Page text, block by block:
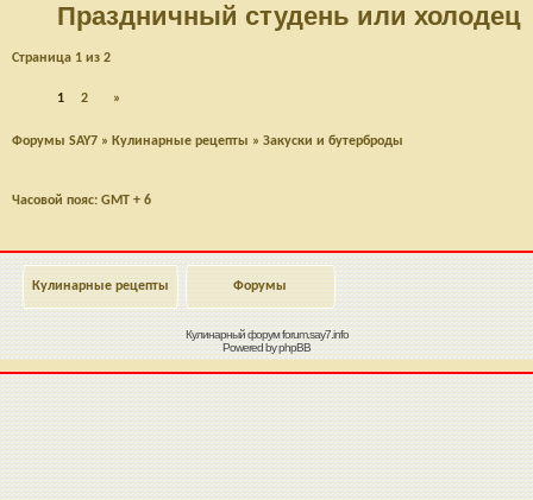
Праздничный студень или холодец
Страница 1 из 2
1 2 »
Форумы SAY7 » Кулинарные рецепты » Закуски и бутерброды
Часовой пояс: GMT + 6
Кулинарные рецепты Форумы
Кулинарный форумforum.say7.info
Powered byphpBB